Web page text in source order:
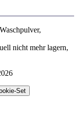
nicht mehr lagern,
Set